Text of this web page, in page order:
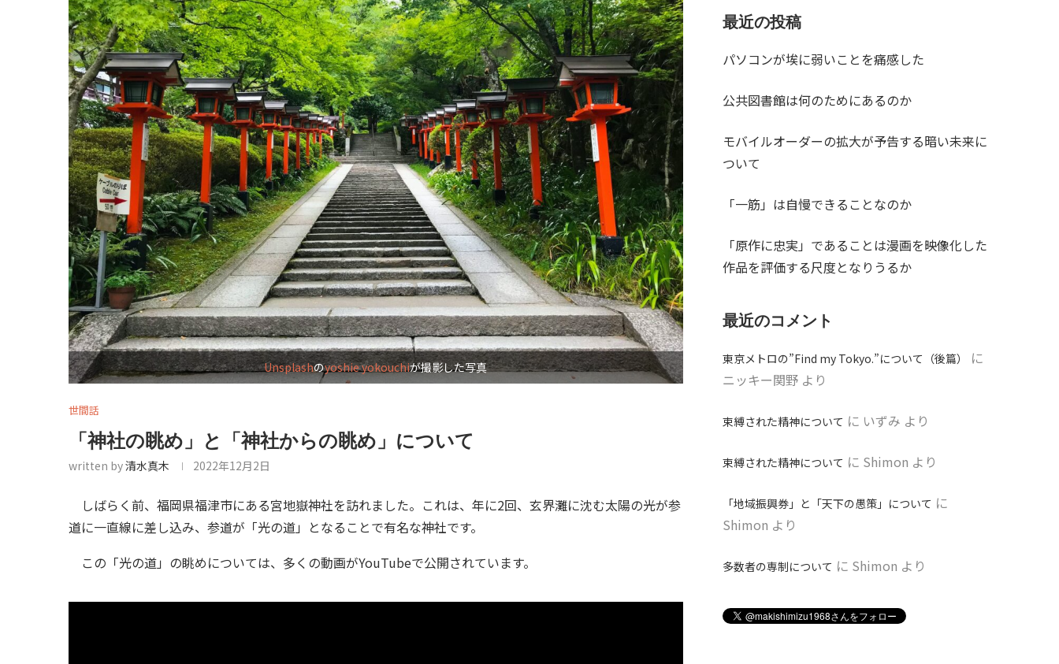
Unsplashのyoshie yokouchiが撮影した写真
世間話
「神社の眺め」と「神社からの眺め」について
written by清水真木 2022年12月2日
しばらく前、福岡県福津市にある宮地嶽神社を訪れました。これは、年に2回、玄界灘に沈む太陽の光が参
道に一直線に差し込み、参道が「光の道」となることで有名な神社です。
この「光の道」の眺めについては、多くの動画がYouTubeで公開されています。
最近の投稿
パソコンが埃に弱いことを痛感した
公共図書館は何のためにあるのか
モバイルオーダーの拡大が予告する暗い未来に
ついて
「一筋」は自慢できることなのか
「原作に忠実」であることは漫画を映像化した
作品を評価する尺度となりうるか
最近のコメント
東京メトロの”Find my Tokyo.”について（後篇）
に
ニッキー関野 より
束縛された精神について に いずみ より
束縛された精神について に Shimon より
「地域振興券」と「天下の愚策」について に
Shimon より
多数者の専制について に Shimon より